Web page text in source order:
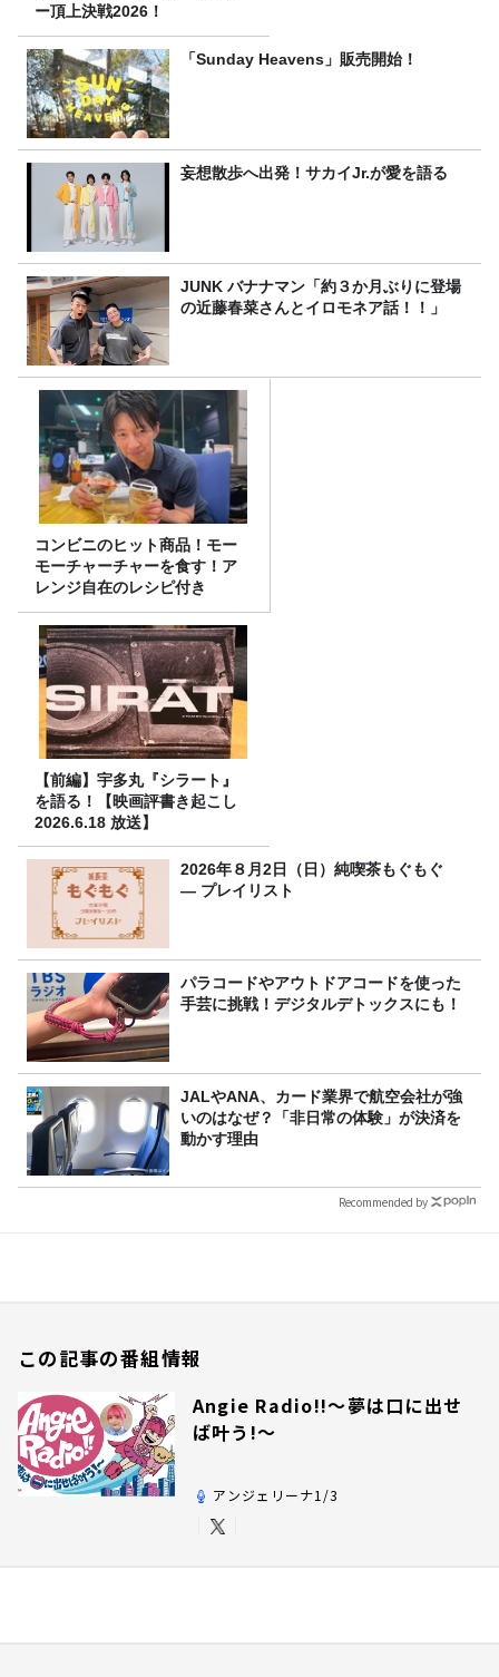
ー頂上決戦2026！
「Sunday Heavens」販売開始！
妄想散歩へ出発！サカイJr.が愛を語る
JUNK バナナマン「約３か月ぶりに登場
の近藤春菜さんとイロモネア話！！」
コンビニのヒット商品！モー
モーチャーチャーを食す！ア
レンジ自在のレシピ付き
【前編】宇多丸『シラート』
を語る！【映画評書き起こし
2026.6.18 放送】
2026年８月2日（日）純喫茶もぐもぐ
― プレイリスト
パラコードやアウトドアコードを使った
手芸に挑戦！デジタルデトックスにも！
JALやANA、カード業界で航空会社が強
いのはなぜ？「非日常の体験」が決済を
動かす理由
Recommended by
この記事の番組情報
Angie Radio!!～夢は口に出せ
ば叶う!～
アンジェリーナ1/3